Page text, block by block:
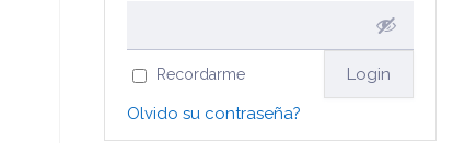
Recordarme
Olvido su contraseña?